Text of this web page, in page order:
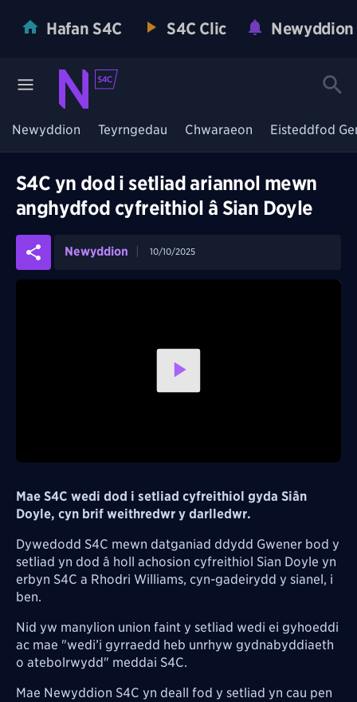
Hafan S4C S4C Clic Newyddion
Newyddion Teyrngedau Chwaraeon Eisteddfod
S4C yn dod i setliad ariannol mewn
anghydfod cyfreithiol â Sian Doyle
Newyddion 10/10/2025
Play
Mae S4C wedi dod i setliad cyfreithiol gyda Siân
Doyle, cyn brif weithredwr y darlledwr.
Dywedodd S4C mewn datganiad ddydd Gwener bod y
setliad yn dod â holl achosion cyfreithiol Sian Doyle yn
erbyn S4C a Rhodri Williams, cyn-gadeirydd y sianel, i
ben.
Nid yw manylion union faint y setliad wedi ei gyhoeddi
ac mae "wedi’i gyrraedd heb unrhyw gydnabyddiaeth
o atebolrwydd" meddai S4C.
Mae Newyddion S4C yn deall fod y setliad yn cau pen